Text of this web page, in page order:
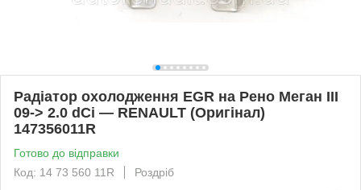
Радіатор охолодження EGR на Рено Меган III
09-> 2.0 dCi — RENAULT (Оригінал)
147356011R
Готово до відправки
Код: 14 73 560 11R
Роздріб